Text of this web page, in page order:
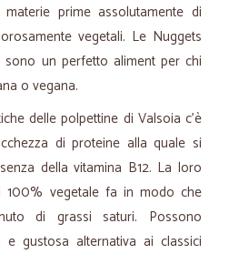
prime assolutamente di
vegetali. Le Nuggets
sono un perfetto aliment per chi
o vegana.
delle polpettine di Valsoia c'è
di proteine alla quale si
della vitamina B12. La loro
100% vegetale fa in modo che
di grassi saturi. Possono
e gustosa alternativa ai classici